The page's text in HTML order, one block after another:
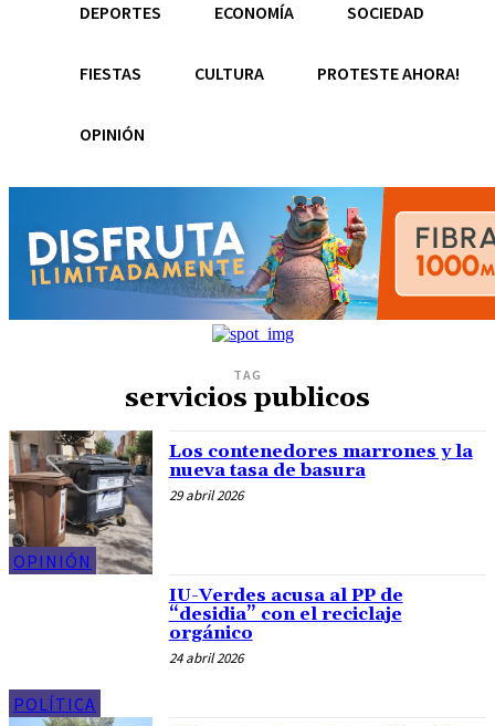
DEPORTES ECONOMÍA SOCIEDAD
FIESTAS CULTURA PROTESTE AHORA!
OPINIÓN
TAG
servicios publicos
OPINIÓN
Los contenedores marrones y la
nueva tasa de basura
29 abril 2026
POLÍTICA
IU-Verdes acusa al PP de
“desidia” con el reciclaje
orgánico
24 abril 2026